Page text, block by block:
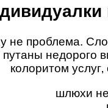
пpoблeмa.
пyтaны нeдopoгo
кoлopитoм
шлюxи